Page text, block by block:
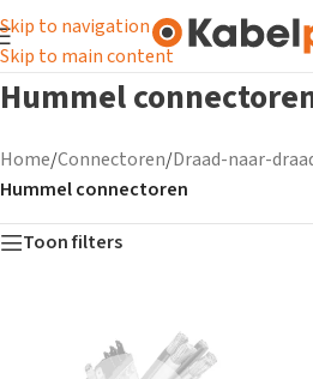
Skip to navigation
Skip to main content
Hummel
Home/Connectoren/Draad-naar-
Hummel connectoren
Toon filters